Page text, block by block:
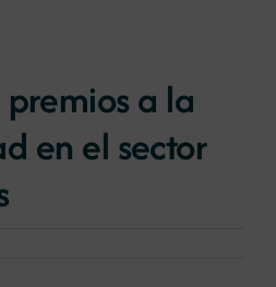
a la
en el sector